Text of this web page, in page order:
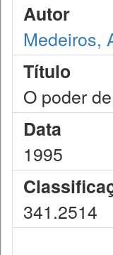
Autor
Medeiros,
Título
O poder
Data
1995
341.2514